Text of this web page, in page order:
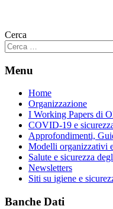
Cerca
Menu
Home
Organizzazione
I Working Papers di
COVID-19 e
Approfondimenti,
Modelli organizzativi
Salute e sicurezza
Newsletters
Siti su igiene e
Banche Dati